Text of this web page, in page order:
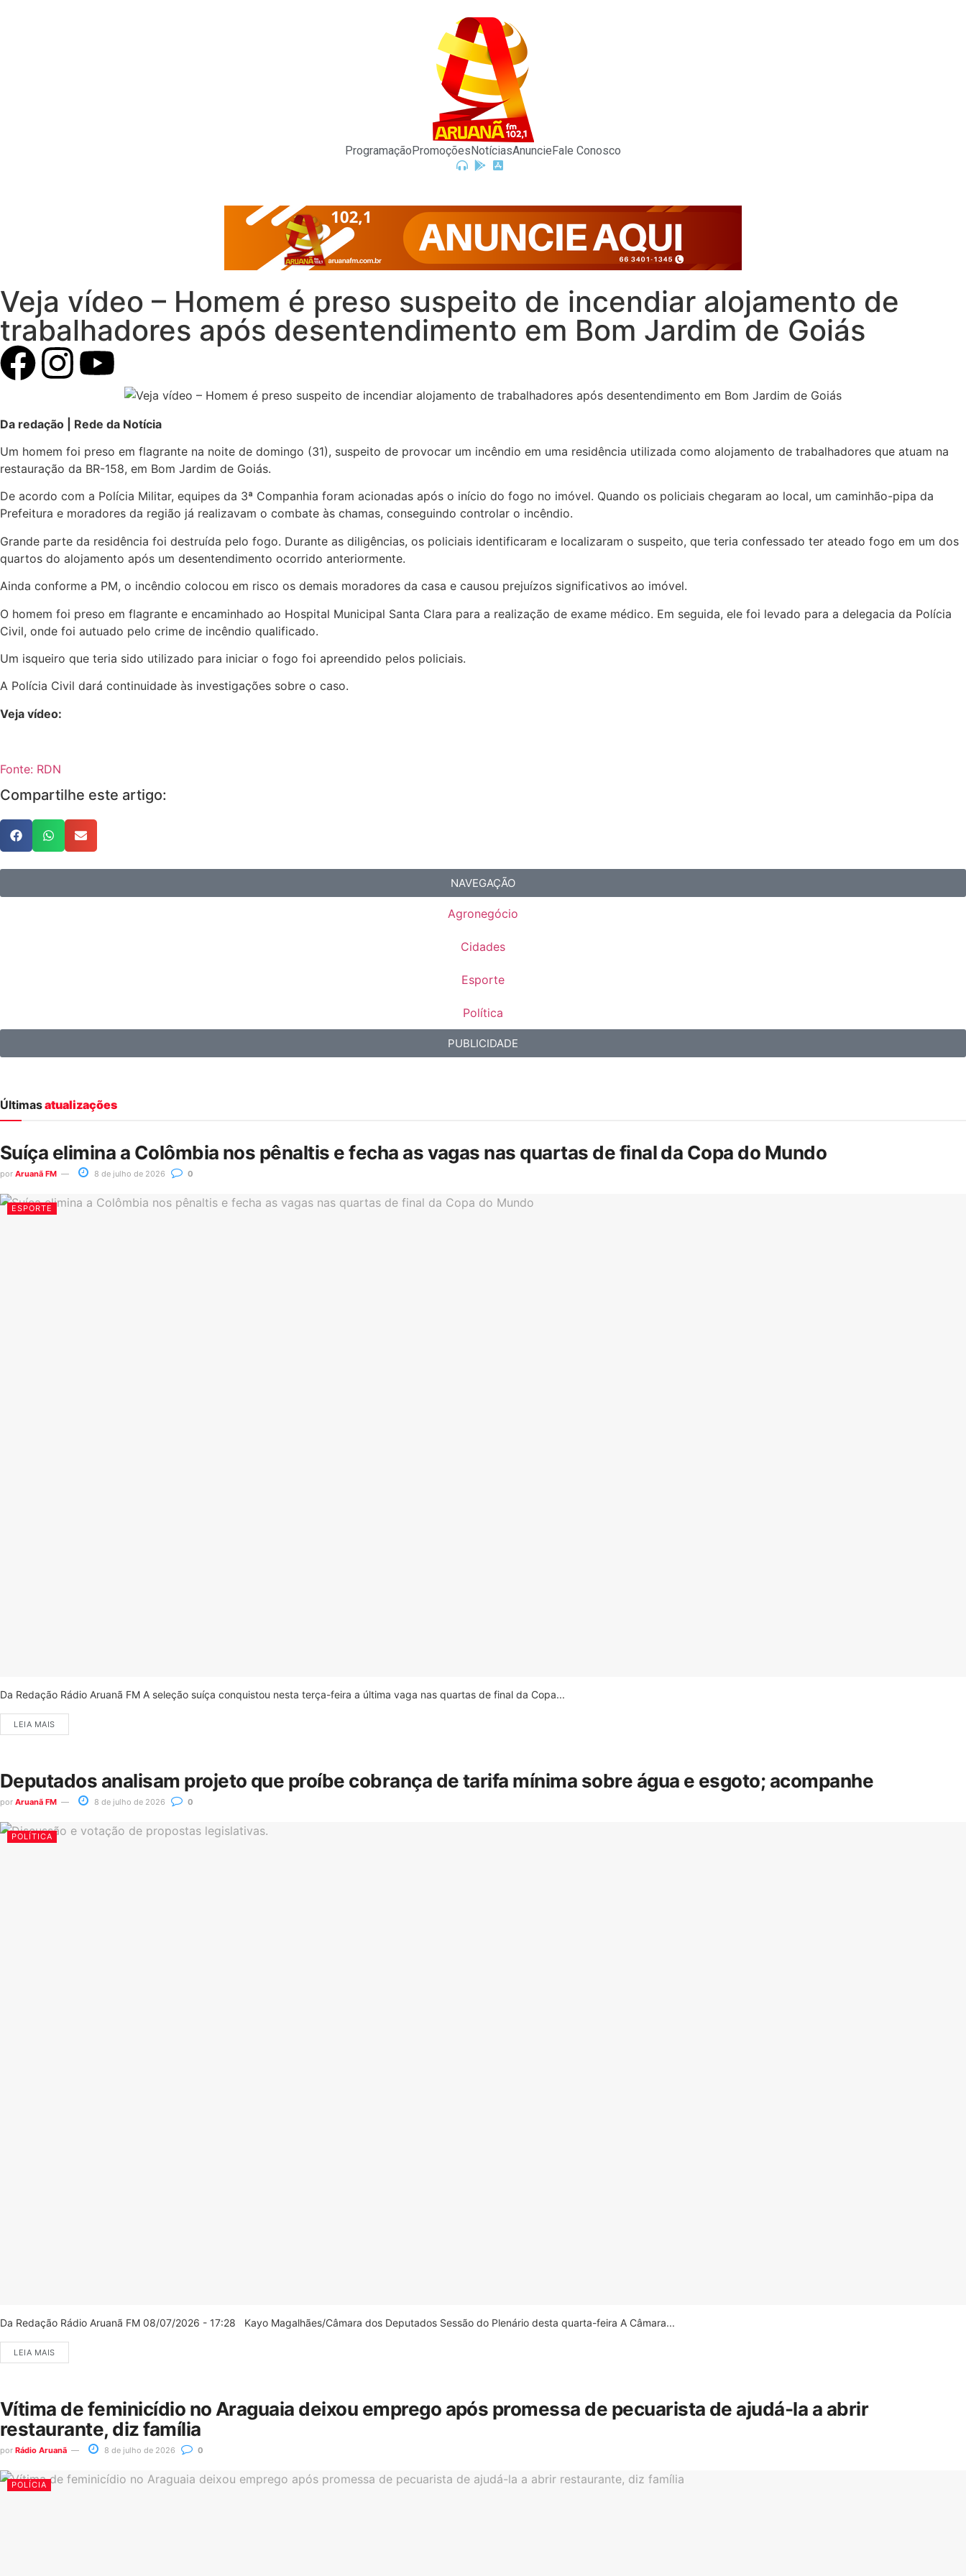
ProgramaçãoPromoçõesNotíciasAnuncieFale Conosco
Veja vídeo – Homem é preso suspeito de incendiar alojamento de
trabalhadores após desentendimento em Bom Jardim de Goiás
Da redação | Rede da Notícia
Um homem foi preso em flagrante na noite de domingo (31), suspeito de provocar um incêndio em uma residência utilizada como alojamento de trabalhadores que atuam na
restauração da BR-158, em Bom Jardim de Goiás.
De acordo com a Polícia Militar, equipes da 3ª Companhia foram acionadas após o início do fogo no imóvel. Quando os policiais chegaram ao local, um caminhão-pipa da
Prefeitura e moradores da região já realizavam o combate às chamas, conseguindo controlar o incêndio.
Grande parte da residência foi destruída pelo fogo. Durante as diligências, os policiais identificaram e localizaram o suspeito, que teria confessado ter ateado fogo em um dos
quartos do alojamento após um desentendimento ocorrido anteriormente.
Ainda conforme a PM, o incêndio colocou em risco os demais moradores da casa e causou prejuízos significativos ao imóvel.
O homem foi preso em flagrante e encaminhado ao Hospital Municipal Santa Clara para a realização de exame médico. Em seguida, ele foi levado para a delegacia da Polícia
Civil, onde foi autuado pelo crime de incêndio qualificado.
Um isqueiro que teria sido utilizado para iniciar o fogo foi apreendido pelos policiais.
A Polícia Civil dará continuidade às investigações sobre o caso.
Veja vídeo:
Fonte: RDN
Compartilhe este artigo:
NAVEGAÇÃO
Agronegócio
Cidades
Esporte
Política
PUBLICIDADE
Últimasatualizações
Suíça elimina a Colômbia nos pênaltis e fecha as vagas nas quartas de final da Copa do Mundo
por Aruanã FM 8 de julho de 2026 0
ESPORTE
Da Redação Rádio Aruanã FM A seleção suíça conquistou nesta terça-feira a última vaga nas quartas de final da Copa...
LEIA MAIS
Deputados analisam projeto que proíbe cobrança de tarifa mínima sobre água e esgoto; acompanhe
por Aruanã FM 8 de julho de 2026 0
POLÍTICA
Da Redação Rádio Aruanã FM 08/07/2026 - 17:28 Kayo Magalhães/Câmara dos Deputados Sessão do Plenário desta quarta-feira A Câmara...
LEIA MAIS
Vítima de feminicídio no Araguaia deixou emprego após promessa de pecuarista de ajudá-la a abrir
restaurante, diz família
por Rádio Aruanã 8 de julho de 2026 0
POLÍCIA